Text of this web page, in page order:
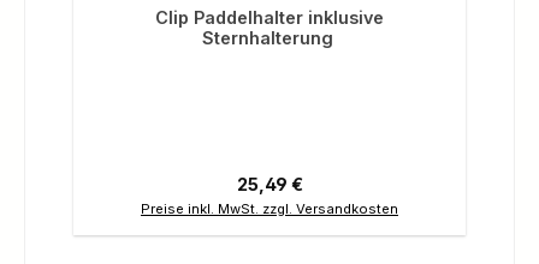
Clip Paddelhalter inklusive
Sternhalterung
Regulärer Preis:
25,49 €
Preise inkl. MwSt. zzgl. Versandkosten